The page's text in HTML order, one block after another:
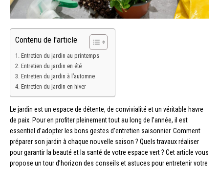
Contenu de l'article
Entretien du jardin au printemps
Entretien du jardin en été
Entretien du jardin à l’automne
Entretien du jardin en hiver
Le jardin est un espace de détente, de convivialité et un véritable havre
de paix. Pour en profiter pleinement tout au long de l’année, il est
essentiel d’adopter les bons gestes d’entretien saisonnier. Comment
préparer son jardin à chaque nouvelle saison ? Quels travaux réaliser
pour garantir la beauté et la santé de votre espace vert ? Cet article vous
propose un tour d’horizon des conseils et astuces pour entretenir votre